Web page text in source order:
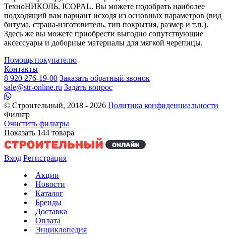
ТехноНИКОЛЬ, ICOPAL. Вы можете подобрать наиболее
подходящий вам вариант исходя из основных параметров (вид
битума, страна-изготовитель, тип покрытия, размер и т.п.).
Здесь же вы можете приобрести выгодно сопутствующие
аксессуары и доборные материалы для мягкой черепицы.
Помощь покупателю
Контакты
8 920 276-19-00 Заказать обратный звонок
sale@str-online.ru Задать вопрос
© Строительный, 2018 - 2026 Политика конфиденциальности
Фильтр
Очистить фильтры
Показать 144 товара
Вход Регистрация
Акции
Новости
Каталог
Бренды
Доставка
Оплата
Энциклопедия